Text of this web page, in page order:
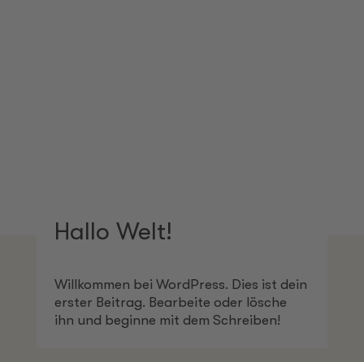
Hallo Welt!
Willkommen bei WordPress. Dies ist dein
erster Beitrag. Bearbeite oder lösche
ihn und beginne mit dem Schreiben!